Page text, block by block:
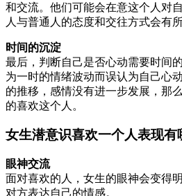
和交流。他们可能会在意这个人对
人与普通人的态度和交往方式会有所
时间的沉淀
最后，判断自己是否心动需要时间
为一时的情绪波动而误认为自己心
的推移，感情没有进一步发展，那
的喜欢这个人。
女生潜意识喜欢一个人表现有
眼神交流
面对喜欢的人，女生的眼神会变得
对方表达自己的情感。